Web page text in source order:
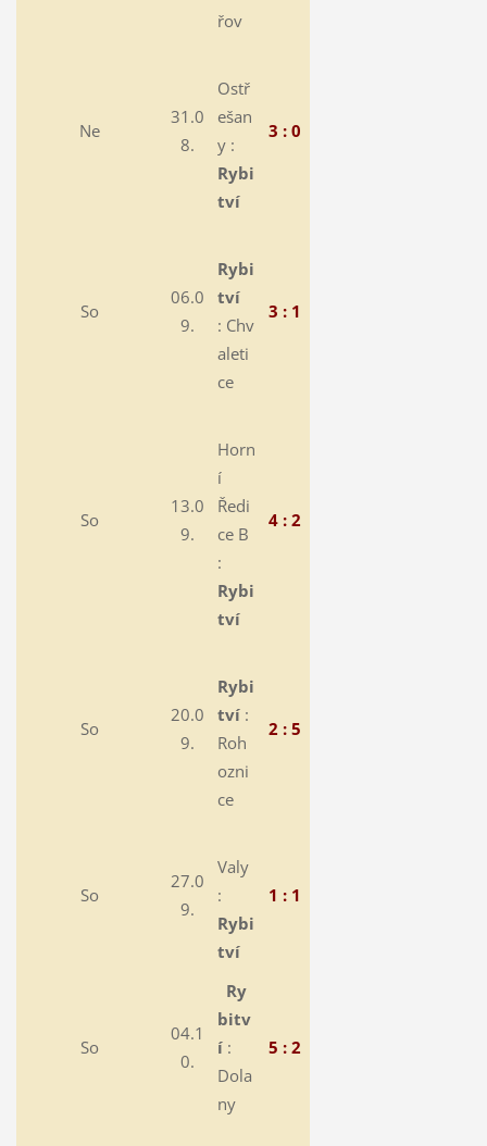
řov
Ne
31.0
8.
Ostř
ešan
y :
Rybi
tví
3 : 0
So
06.0
9.
Rybi
tví
: Chv
aleti
ce
3 : 1
So
13.0
9.
Horn
í
Ředi
ce B
:
Rybi
tví
4 : 2
So
20.0
9.
Rybi
tví :
Roh
ozni
ce
2 : 5
So
27.0
9.
Valy
:
Rybi
tví
1 : 1
So
04.1
0.
Ry
bitv
í :
Dola
ny
5 : 2